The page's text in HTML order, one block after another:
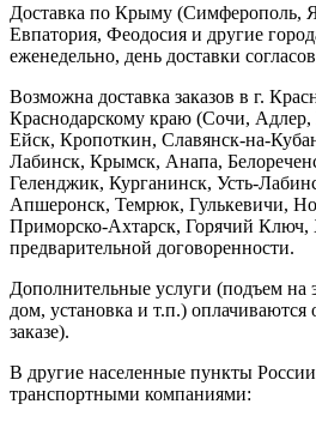
Доставка по Крыму (Симферополь,
Евпатория, Феодосия и другие
еженедельно, день доставки
Возможна доставка заказов в г.
Краснодарскому краю (Сочи,
Ейск, Кропоткин, Славянск-на-
Лабинск, Крымск, Анапа,
Геленджик, Курганинск, Усть-
Апшеронск, Темрюк, Гулькевичи,
Приморско-Ахтарск, Горячий
предварительной договоренности.
Дополнительные услуги (подъем на
дом, установка и т.п.) оплачиваются
заказе).
В другие населенные пункты
транспортными компаниями: